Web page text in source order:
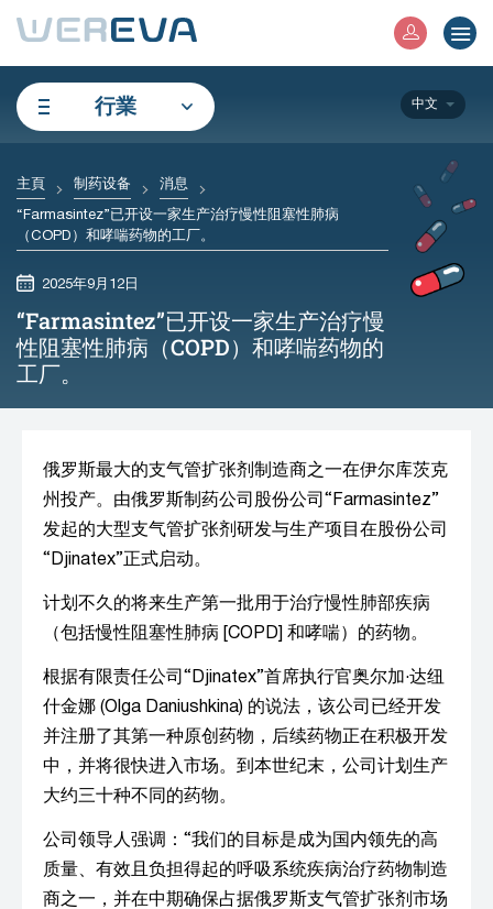
行業 中文
主頁 制药设备 消息
“Farmasintez”已开设一家生产治疗慢性阻塞性肺病
（COPD）和哮喘药物的工厂。
2025年9月12日
“Farmasintez”已开设一家生产治疗慢
性阻塞性肺病（COPD）和哮喘药物的
工厂。
俄罗斯最大的支气管扩张剂制造商之一在伊尔库茨克
州投产。由俄罗斯制药公司股份公司“Farmasintez”
发起的大型支气管扩张剂研发与生产项目在股份公司
“Djinatex”正式启动。
计划不久的将来生产第一批用于治疗慢性肺部疾病
（包括慢性阻塞性肺病 [COPD] 和哮喘）的药物。
根据有限责任公司“Djinatex”首席执行官奥尔加·达纽
什金娜 (Olga Daniushkina) 的说法，该公司已经开发
并注册了其第一种原创药物，后续药物正在积极开发
中，并将很快进入市场。到本世纪末，公司计划生产
大约三十种不同的药物。
公司领导人强调：“我们的目标是成为国内领先的高
质量、有效且负担得起的呼吸系统疾病治疗药物制造
商之一，并在中期确保占据俄罗斯支气管扩张剂市场